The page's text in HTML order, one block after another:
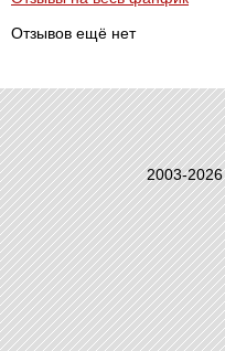
Отзывов ещё нет
2003-